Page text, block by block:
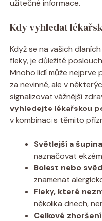
užitečné informace.
Kdy vyhledat
Když se na vašich
fleky, je důležité
Mnoho lidí může
za nevinné, ale v
signalizovat vážnější
vyhledejte lékařskou
v kombinaci s těmito
Světlejší a
naznačovat
Bolest nebo
znamenat
Fleky, které
několika dnech,
Celkové